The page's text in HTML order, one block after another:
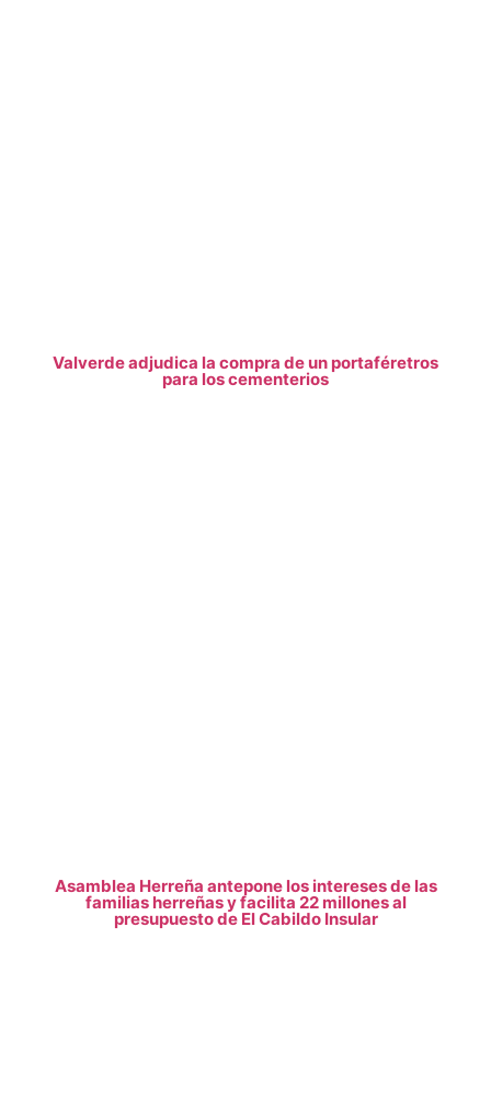
Valverde adjudica la compra de un portaféretros
para los cementerios
Asamblea Herreña antepone los intereses de las
familias herreñas y facilita 22 millones al
presupuesto de El Cabildo Insular